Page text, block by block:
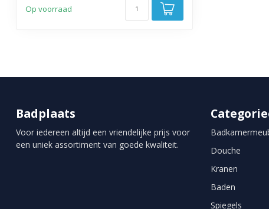
Op voorraad
Badplaats
Voor iedereen altijd een vriendelijke prijs voor
een uniek assortiment van goede kwaliteit.
Douche
Kranen
Baden
Spiegels